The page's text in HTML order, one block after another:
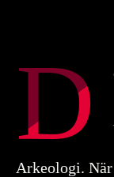
D
Arkeologi. När